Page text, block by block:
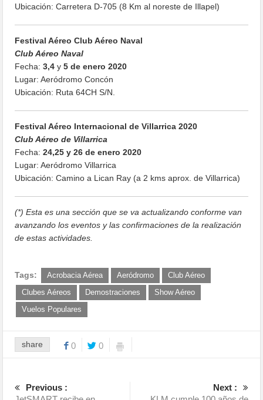
Ubicación: Carretera D-705 (8 Km al noreste de Illapel)
Festival Aéreo Club Aéreo Naval
Club Aéreo Naval
Fecha:3,4y 5 de enero 2020
Lugar: Aeródromo Concón
Ubicación: Ruta 64CH S/N.
Festival Aéreo Internacional de Villarrica 2020
Club Aéreo de Villarrica
Fecha:24,25 y 26 de enero 2020
Lugar: Aeródromo Villarrica
Ubicación: Camino a Lican Ray (a 2 kms aprox. de Villarrica)
(*) Esta es una sección que se va actualizando conforme van
avanzando los eventos y las confirmaciones de la realización
de estas actividades.
Tags: Acrobacia Aérea Aeródromo
Club Aéreo
Clubes Aéreos
Demostraciones
Show Aéreo
Vuelos Populares
share 0 0
Previous :
Next :